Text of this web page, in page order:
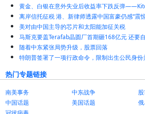
黄金、白银在意外失业后收益率下跌反弹
离岸信托征税 港、新律师透露中国富豪仍感“震
美对由中国主导的芯片和太阳能加征关税
马斯克要盖Terafab晶圆厂首期砸168亿元 还要
随着中东紧张局势升级，股票回落
特朗普签署了一项行政命令，限制出生公民身份
热门专题链接
南美事务 中东战争
中国话题
美国话题